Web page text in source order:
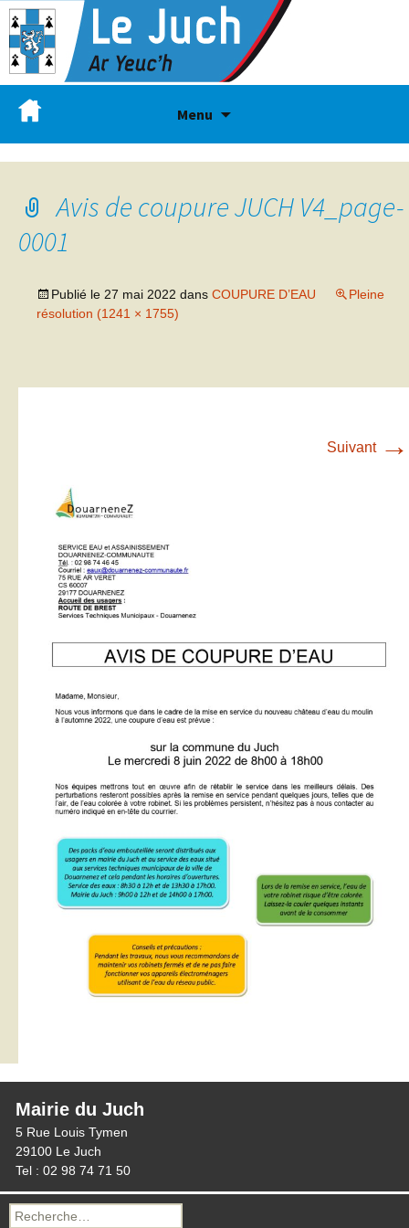
Menu
Avis de coupure JUCH V4_page-
0001
Publié le 27 mai 2022 dans COUPURE D’EAU
Pleine
résolution (1241 × 1755)
Suivant →
Mairie du Juch
5 Rue Louis Tymen
29100 Le Juch
Tel : 02 98 74 71 50
Recherche